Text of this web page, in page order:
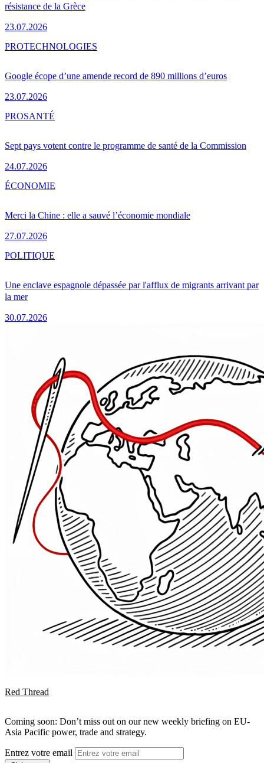
résistance de la Grèce
23.07.2026
Google écope d’une amende record de 890 millions d’euros
23.07.2026
PROTECHNOLOGIES
Sept pays votent contre le programme de santé de la Commission
24.07.2026
PROSANTÉ
Merci la Chine : elle a sauvé l’économie mondiale
27.07.2026
ÉCONOMIE
Une enclave espagnole dépassée par l'afflux de migrants arrivant par
la mer
30.07.2026
POLITIQUE
Red Thread
Coming soon: Don’t miss out on our new weekly briefing on EU-
Asia Pacific power, trade and strategy.
Entrez votre email